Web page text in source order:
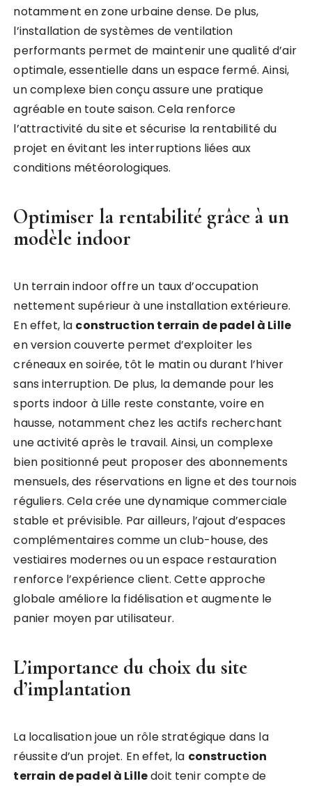
notamment en zone urbaine dense. De plus,
l’installation de systèmes de ventilation
performants permet de maintenir une qualité d’air
optimale, essentielle dans un espace fermé. Ainsi,
un complexe bien conçu assure une pratique
agréable en toute saison. Cela renforce
l’attractivité du site et sécurise la rentabilité du
projet en évitant les interruptions liées aux
conditions météorologiques.
Optimiser la rentabilité grâce à un
modèle indoor
Un terrain indoor offre un taux d’occupation
nettement supérieur à une installation extérieure.
En effet, la construction terrain de padel à Lille
en version couverte permet d’exploiter les
créneaux en soirée, tôt le matin ou durant l’hiver
sans interruption. De plus, la demande pour les
sports indoor à Lille reste constante, voire en
hausse, notamment chez les actifs recherchant
une activité après le travail. Ainsi, un complexe
bien positionné peut proposer des abonnements
mensuels, des réservations en ligne et des tournois
réguliers. Cela crée une dynamique commerciale
stable et prévisible. Par ailleurs, l’ajout d’espaces
complémentaires comme un club-house, des
vestiaires modernes ou un espace restauration
renforce l’expérience client. Cette approche
globale améliore la fidélisation et augmente le
panier moyen par utilisateur.
L’importance du choix du site
d’implantation
La localisation joue un rôle stratégique dans la
réussite d’un projet. En effet, la construction
terrain de padel à Lilledoit tenir compte de